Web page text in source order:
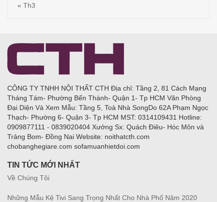
« Th3
CÔNG TY TNHH NỘI THẤT CTH Địa chỉ: Tầng 2, 81 Cách Mạng
Tháng Tám- Phường Bến Thành- Quận 1- Tp HCM Văn Phòng
Đại Diện Và Xem Mẫu: Tầng 5, Toà Nhà SongDo 62A Phạm Ngọc
Thạch- Phường 6- Quận 3- Tp HCM MST: 0314109431 Hotline:
0909877111 - 0839020404 Xưởng Sx: Quách Điêu- Hóc Môn và
Trảng Bom- Đồng Nai Website: noithatcth.com
chobanghegiare.com sofamuanhietdoi.com
TIN TỨC MỚI NHẤT
Về Chúng Tôi
Những Mẫu Kệ Tivi Sang Trọng Nhất Cho Nhà Phố Năm 2020